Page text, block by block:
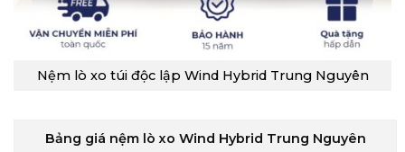
Nệm lò xo túi độc lập Wind Hybrid Trung Nguyên
Bảng giá nệm lò xo Wind Hybrid Trung Nguyên